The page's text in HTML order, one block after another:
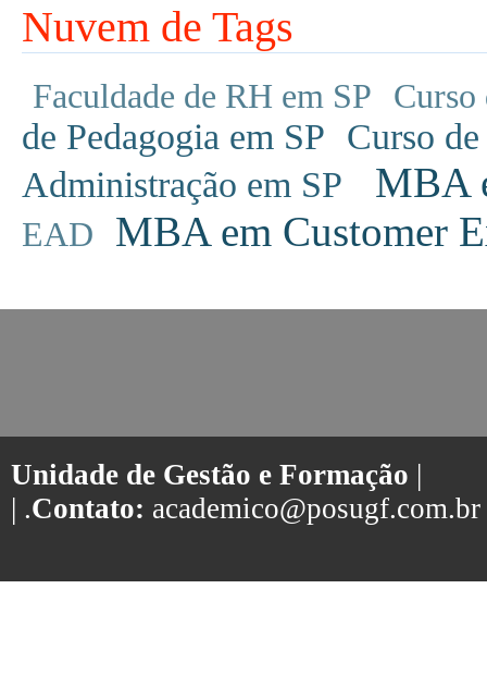
Nuvem de Tags
Faculdade de RH em SP Curso
de Pedagogia em SP Curso
Administração em SP
MBA
EAD MBA em Customer
Unidade de Gestão e Formação |
| .Contato: academico@posugf.com.br